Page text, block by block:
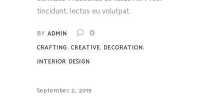
tincidunt, lectus eu volutpat
BY ADMIN 0
CRAFTING, CREATIVE, DECORATION,
INTERIOR DESIGN
September 2, 2019